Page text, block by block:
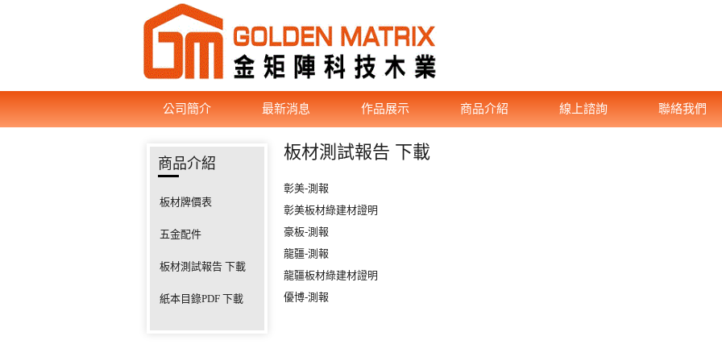
公司簡介 最新消息 作品展示 商品介紹 線上諮詢 聯絡我們
商品介紹
板材牌價表
五金配件
板材測試報告 下載
紙本目錄PDF 下載
板材測試報告 下載
彰美-測報
彰美板材綠建材證明
豪板-測報
龍疆-測報
龍疆板材綠建材證明
優博-測報